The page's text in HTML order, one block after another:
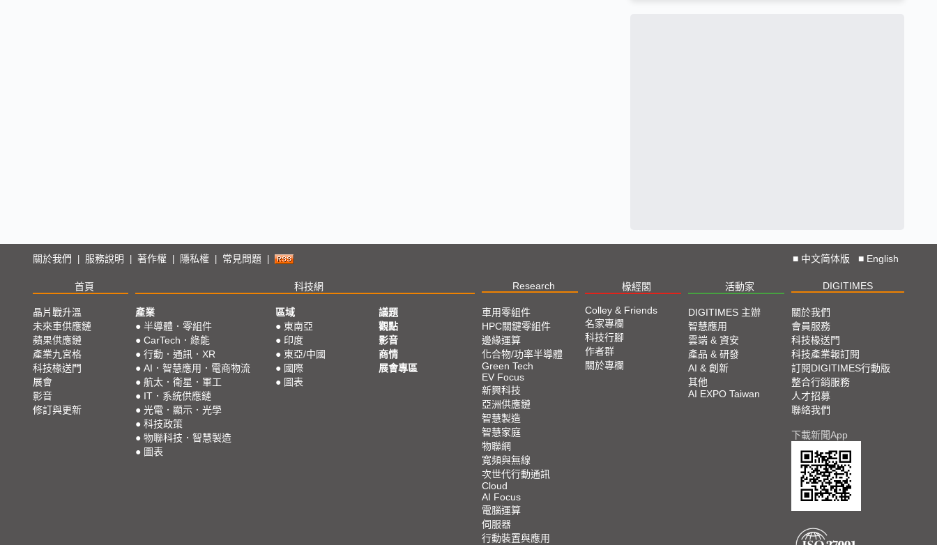
關於我們 服務說明 著作權 隱私權 常見問題 ■ 中文简体版 ■ English
首頁 科技網 Research 椽經閣 活動家 DIGITIMES
晶片戰升溫
未來車供應鏈
蘋果供應鏈
產業九宮格
科技椽送門
展會
影音
修訂與更新
產業
● 半導體．零組件
● CarTech．綠能
● 行動．通訊．XR
● AI．智慧應用．電商物流
● 航太．衛星．軍工
● IT．系統供應鏈
● 光電．顯示．光學
● 科技政策
● 物聯科技．智慧製造
● 圖表
區域
● 東南亞
● 印度
● 東亞/中國
● 國際
● 圖表
議題
觀點
影音
商情
展會專區
車用零組件
HPC關鍵零組件
邊緣運算
化合物/功率半導體
Green Tech
EV Focus
新興科技
亞洲供應鏈
智慧製造
智慧家庭
物聯網
寬頻與無線
次世代行動通訊
Cloud
AI Focus
電腦運算
伺服器
行動裝置與應用
Colley & Friends
名家專欄
科技行腳
作者群
關於專欄
DIGITIMES 主辦
智慧應用
雲端 & 資安
產品 & 研發
AI & 創新
其他
AI EXPO Taiwan
關於我們
會員服務
科技椽送門
科技產業報訂閱
訂閱DIGITIMES行動版
整合行銷服務
人才招募
聯絡我們
下載新聞App